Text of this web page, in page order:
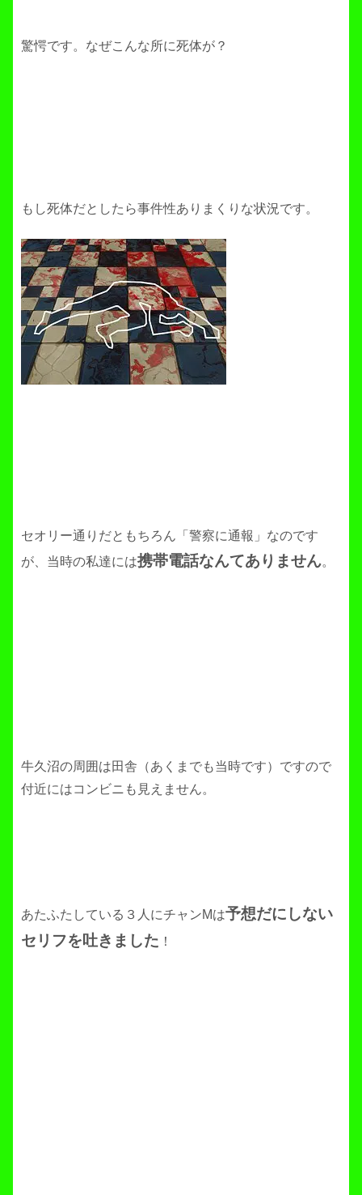
驚愕です。なぜこんな所に死体が？
もし死体だとしたら事件性ありまくりな状況です。
セオリー通りだともちろん「警察に通報」なのです
が、当時の私達には携帯電話なんてありません。
牛久沼の周囲は田舎（あくまでも当時です）ですので
付近にはコンビニも見えません。
あたふたしている３人にチャンMは予想だにしない
セリフを吐きました ！